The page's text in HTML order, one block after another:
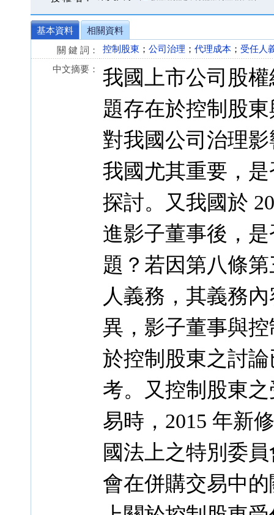
基本資料
相關資料
關 鍵 詞：
控制股東 ； 公司治理 ； 代理成本 ； 受任人
中文摘要：
我國上市公司股
題存在於控制股
對我國公司治理
我國尤其重要，
探討。又我國於
進影子董事後，
題？若因第八條
人義務，其義務
異，影子董事與
於控制股東之討
考。又控制股東
易時，2015 年新
國法上之特別委
會在併購交易中